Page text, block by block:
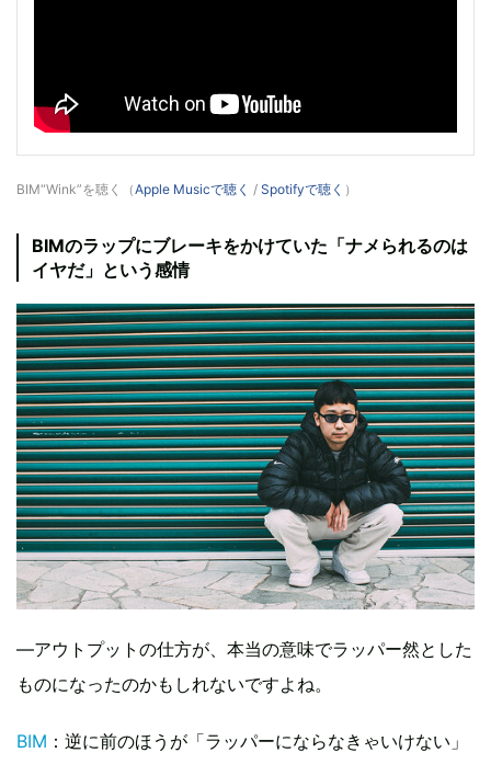
BIM“Wink”を聴く（Apple Musicで聴く / Spotifyで聴く ）
BIMのラップにブレーキをかけていた「ナメられるのは
イヤだ」という感情
―アウトプットの仕方が、本当の意味でラッパー然とした
ものになったのかもしれないですよね。
BIM ：逆に前のほうが「ラッパーにならなきゃいけない」